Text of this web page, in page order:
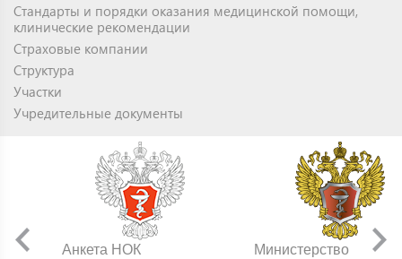
Стандарты и порядки оказания медицинской помощи,
клинические рекомендации
Страховые компании
Структура
Участки
Учредительные документы
Анкета НОК
Министерство